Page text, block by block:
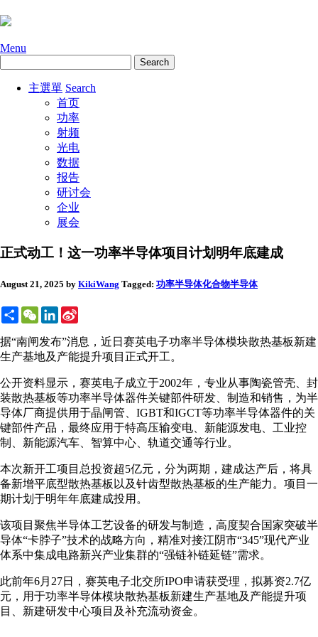
Menu
主選單 Search
首页
功率
射频
光电
数据
报告
研讨会
企业
展会
正式动工！这一功率半导体项目计划明年底建成
August 21, 2025 by KikiWang Tagged: 功率半导体化合物半导体
ShareWeChatLinkedIn
据“南闸发布”消息，近日赛英电子功率半导体模块散热基板新建
生产基地及产能提升项目正式开工。
公开资料显示，赛英电子成立于2002年，专业从事陶瓷管壳、封
装散热基板等功率半导体器件关键部件研发、制造和销售，为半
导体厂商提供用于晶闸管、IGBT和IGCT等功率半导体器件的关
键部件产品，最终应用于特高压输变电、新能源发电、工业控
制、新能源汽车、智算中心、轨道交通等行业。
本次新开工项目总投资超5亿元，分为两期，建成达产后，将具
备新增平底型散热基板以及针齿型散热基板的生产能力。项目一
期计划于明年年底建成投用。
该项目聚焦半导体工艺设备的研发与制造，高度契合国家突破半
导体“卡脖子”技术的战略方向，精准对接江阴市“345”现代产业
体系中集成电路新兴产业集群的“强链补链延链”需求。
此前年6月27日，赛英电子北交所IPO申请获受理，拟募资2.7亿
元，用于功率半导体模块散热基板新建生产基地及产能提升项
目、新建研发中心项目及补充流动资金。